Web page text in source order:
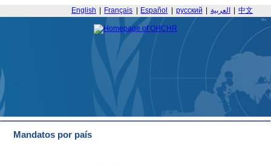
English Français Español русский العربية 中文
Mandatos por país